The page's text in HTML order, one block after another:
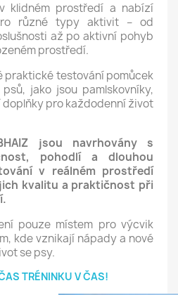
klidném prostředí a nabízí
různé typy aktivit – od
až po aktivní pohyb
prostředí.
praktické testování pomůcek
jako jsou pamlskovníky,
pro každodenní život
jsou navrhovány s
pohodlí a dlouhou
v reálném prostředí
kvalitu a praktičnost při
pouze místem pro výcvik
kde vznikají nápady a nové
se psy.
TRÉNINKU V ČAS!